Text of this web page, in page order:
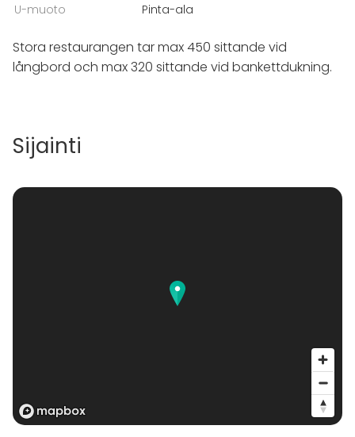
U-muoto Pinta-ala
Stora restaurangen tar max 450 sittande vid
långbord och max 320 sittande vid bankettdukning.
Sijainti